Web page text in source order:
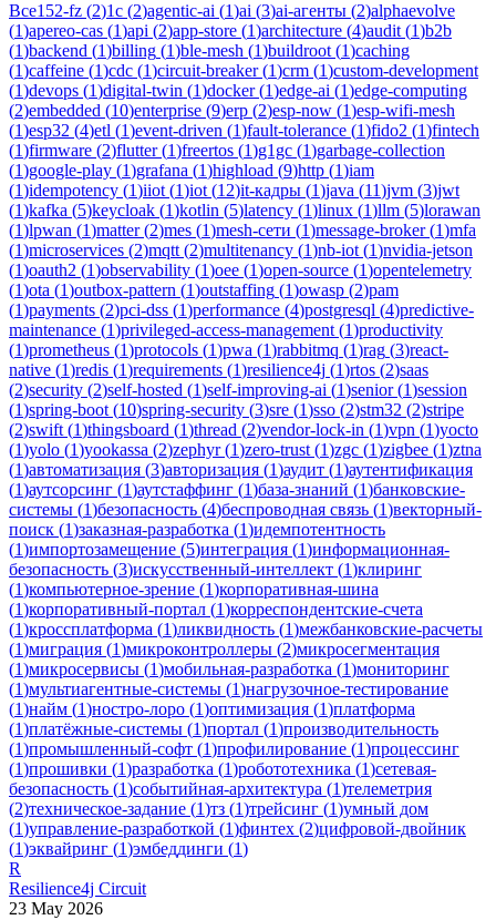
Все152-fz (2)1c (2)agentic-ai (1)ai (3)ai-агенты (2)alphaevolve
(1)apereo-cas (1)api (2)app-store (1)architecture (4)audit (1)b2b
(1)backend (1)billing (1)ble-mesh (1)buildroot (1)caching
(1)caffeine (1)cdc (1)circuit-breaker(1)crm (1)custom-development
(1)devops (1)digital-twin (1)docker(1)edge-ai (1)edge-computing
(2)embedded (10)enterprise (9)erp (2)esp-now (1)esp-wifi-mesh
(1)esp32 (4)etl (1)event-driven (1)fault-tolerance (1)fido2 (1)fintech
(1)firmware (2)flutter(1)freertos (1)g1gc (1)garbage-collection
(1)google-play (1)grafana (1)highload (9)http (1)iam
(1)idempotency (1)iiot (1)iot (12)it-кадры (1)java (11)jvm (3)jwt
(1)kafka (5)keycloak (1)kotlin (5)latency (1)linux (1)llm (5)lorawan
(1)lpwan (1)matter(2)mes (1)mesh-сети (1)message-broker(1)mfa
(1)microservices (2)mqtt (2)multitenancy (1)nb-iot (1)nvidia-jetson
(1)oauth2 (1)observability (1)oee (1)open-source (1)opentelemetry
(1)ota (1)outbox-pattern (1)outstaffing (1)owasp (2)pam
(1)payments (2)pci-dss (1)performance (4)postgresql (4)predictive-
maintenance (1)privileged-access-management (1)productivity
(1)prometheus (1)protocols (1)pwa (1)rabbitmq (1)rag (3)react-
native (1)redis (1)requirements (1)resilience4j (1)rtos (2)saas
(2)security (2)self-hosted (1)self-improving-ai (1)senior(1)session
(1)spring-boot (10)spring-security (3)sre (1)sso (2)stm32 (2)stripe
(2)swift (1)thingsboard (1)thread (2)vendor-lock-in (1)vpn (1)yocto
(1)yolo (1)yookassa (2)zephyr(1)zero-trust (1)zgc (1)zigbee (1)ztna
(1)автоматизация (3)авторизация (1)аудит (1)аутентификация
(1)аутсорсинг (1)аутстаффинг (1)база-знаний (1)банковские-
системы (1)безопасность (4)беспроводная связь (1)векторный-
поиск (1)заказная-разработка (1)идемпотентность
(1)импортозамещение (5)интеграция (1)информационная-
безопасность (3)искусственный-интеллект (1)клиринг
(1)компьютерное-зрение (1)корпоративная-шина
(1)корпоративный-портал (1)корреспондентские-счета
(1)кроссплатформа (1)ликвидность (1)межбанковские-расчеты
(1)миграция (1)микроконтроллеры (2)микросегментация
(1)микросервисы (1)мобильная-разработка (1)мониторинг
(1)мультиагентные-системы (1)нагрузочное-тестирование
(1)найм (1)ностро-лоро (1)оптимизация (1)платформа
(1)платёжные-системы (1)портал (1)производительность
(1)промышленный-софт (1)профилирование (1)процессинг
(1)прошивки (1)разработка (1)робототехника (1)сетевая-
безопасность (1)событийная-архитектура (1)телеметрия
(2)техническое-задание (1)тз (1)трейсинг (1)умный дом
(1)управление-разработкой (1)финтех (2)цифровой-двойник
(1)эквайринг (1)эмбеддинги (1)
R
Resilience4j Circuit
23 May 2026